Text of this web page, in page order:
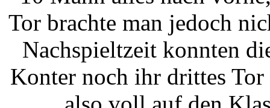
Tor brachte man jedoch
Nachspieltzeit konnten
Konter noch ihr drittes